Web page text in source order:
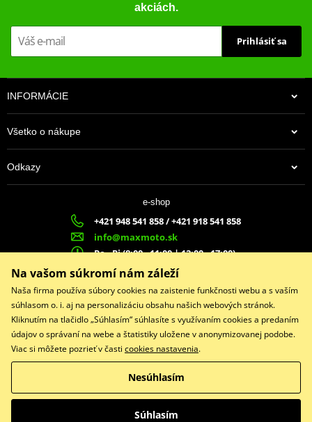
NGK OE-Style zapalovací svíčky jsou standardně montovány do
více vozidel v Severní Americe než produkty jakéhokoli jiného
výrobce. Řada OE-Style přináší do aftermarketu originální
zapalovací svíčky, které odpovídají originální výbavě (OE) a
NGK katalog 2017
Výrobca
VK16PRZ11
Na centrálnom sklade
akciách.
Prihlásiť sa
INFORMÁCIE
Všetko o nákupe
Odkazy
e-shop
+421 948 541 858 / +421 918 541 858
info@maxmoto.sk
Po - Pi (8:00 - 11:00 | 12:00 - 17:00)
MAX
MOTO s.r.o.
Slovenských dobrovoľníkov 1439
022 01 Čadca
Facebook
Copyright © 2026 www.maxmotoshop.sk
Všetky práva vyhradené
Prepnúť na klasickú verziu
Na vašom súkromí nám záleží
Naša firma používa súbory cookies na zaistenie funkčnosti webu a s vaším
súhlasom o. i. aj na personalizáciu obsahu našich webových stránok.
Kliknutím na tlačidlo „Súhlasím“ súhlasíte s využívaním cookies a predaním
údajov o správaní na webe a štatistiky uložene v anonymizovanej podobe.
Viac si môžete pozrieť v časti cookies nastavenia.
Nesúhlasím
Súhlasím